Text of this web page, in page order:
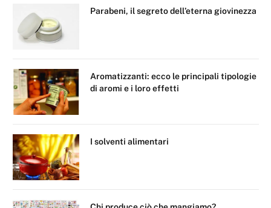
Parabeni, il segreto dell’eterna giovinezza
Aromatizzanti: ecco le principali tipologie
di aromi e i loro effetti
I solventi alimentari